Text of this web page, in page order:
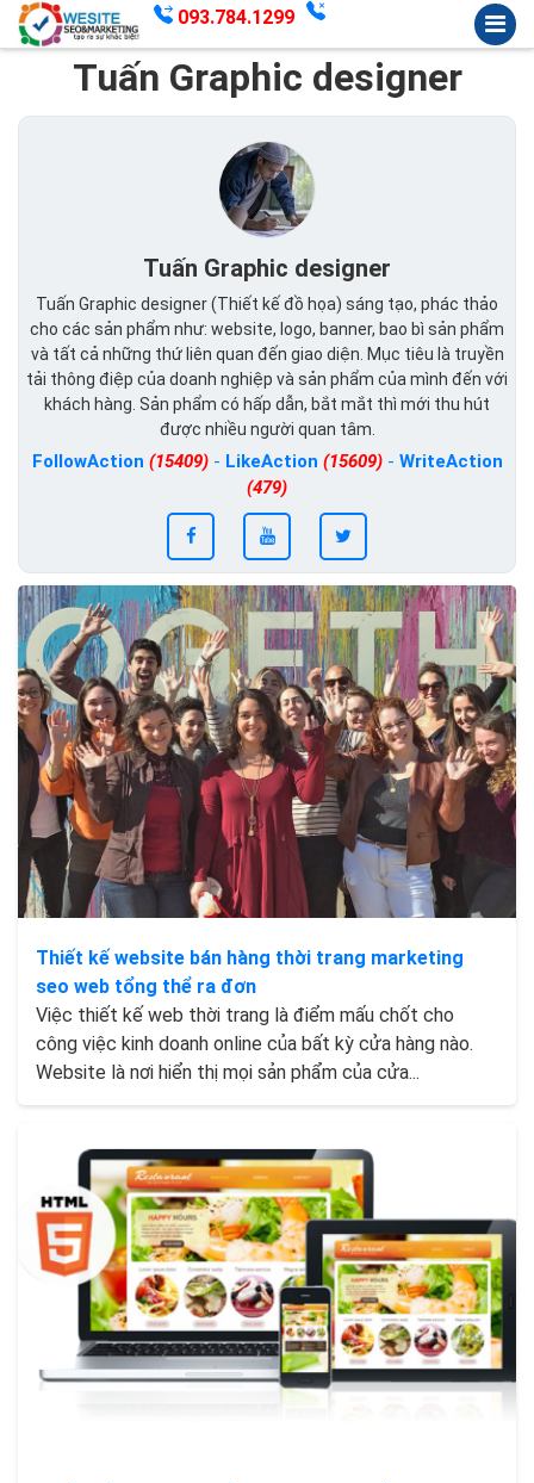
093.784.1299
Tuấn Graphic designer
Tuấn Graphic designer
Tuấn Graphic designer (Thiết kế đồ họa) sáng tạo, phác thảo
cho các sản phẩm như: website, logo, banner, bao bì sản phẩm
và tất cả những thứ liên quan đến giao diện. Mục tiêu là truyền
tải thông điệp của doanh nghiệp và sản phẩm của mình đến với
khách hàng. Sản phẩm có hấp dẫn, bắt mắt thì mới thu hút
được nhiều người quan tâm.
FollowAction (15409)- LikeAction (15609)- WriteAction
(479)
Thiết kế website bán hàng thời trang marketing
seo web tổng thể ra đơn
Việc thiết kế web thời trang là điểm mấu chốt cho
công việc kinh doanh online của bất kỳ cửa hàng nào.
Website là nơi hiển thị mọi sản phẩm của cửa...